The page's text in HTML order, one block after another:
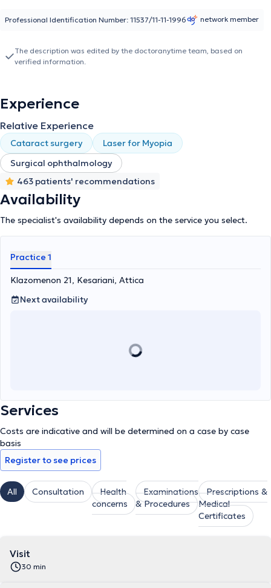
extensive experience in modern cataract surgical techniques and
macula. He has significant professional experience, having
collaborated with ophthalmological clinics and institutes, and
knowledge and continuous scientific advancement, with nearly
uninterrupted participation in scientific conferences and further
training alongside leading Ophthalmologists in Greece and
abroad.
Professional Identification Number: 11537/11-11-1996 network member
The description was edited by the doctoranytime team, based on
verified information.
Experience
Relative Experience
Cataract surgery
Laser for Myopia
Surgical ophthalmology
463 patients' recommendations
Availability
The specialist's availability depends on the service you select.
Practice 1
Klazomenon 21, Kesariani, Attica
Next availability
Services
Costs are indicative and will be determined on a case by case
basis
Register to see prices
All Consultation
Health
concerns
Examinations
& Procedures
Prescriptions &
Medical
Certificates
Visit
30 min